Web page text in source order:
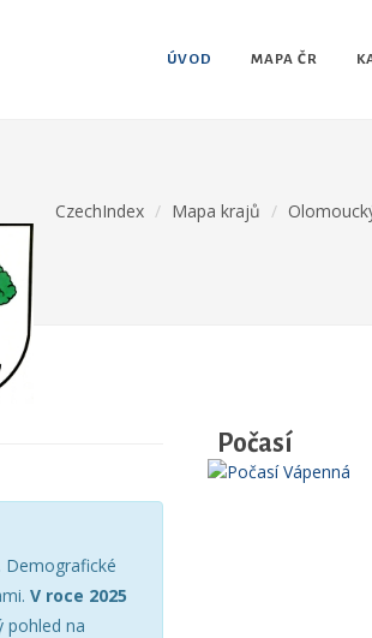
ÚVOD MAPA ČR
CzechIndex Mapa krajů
Demografické
V roce 2025
pohled na
Počasí